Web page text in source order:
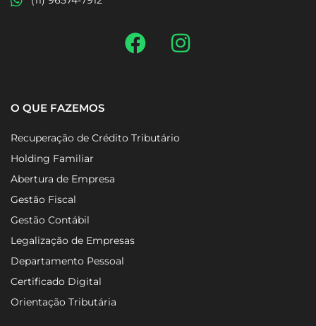
O QUE FAZEMOS
Recuperação de Crédito Tributário
Holding Familiar
Abertura de Empresa
Gestão Fiscal
Gestão Contábil
Legalização de Empresas
Departamento Pessoal
Certificado Digital
Orientação Tributária